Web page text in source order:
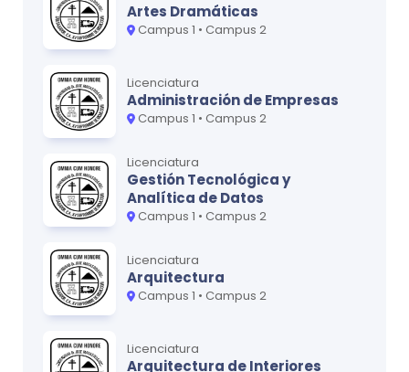
contactar a la U usando nuestro formulario de contacto.
Ciclo2
MATERIA
Psicología Clínica 2
MATERIA
CRÉDITOS
Psicología Clínica 3 0
Ciclo4
MATERIA
Psicología Clínica 4
Artes Dramáticas
Campus 1 • Campus 2
Licenciatura
Administración de Empresas
Campus 1 • Campus 2
Licenciatura
Gestión Tecnológica y
Analítica de Datos
Campus 1 • Campus 2
Licenciatura
Arquitectura
Campus 1 • Campus 2
Licenciatura
Arquitectura de Interiores